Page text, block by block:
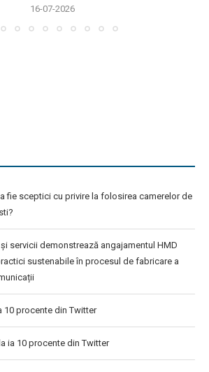
16-07-2026
fie sceptici cu privire la folosirea camerelor de
servicii demonstrează angajamentul HMD
sustenabile în procesul de fabricare a
10 procente din Twitter
ia 10 procente din Twitter